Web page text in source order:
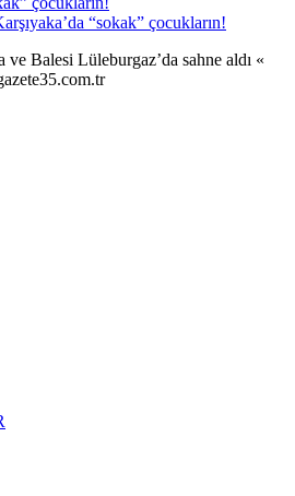
“sokak” çocukların!